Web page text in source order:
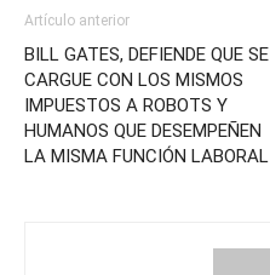
Artículo anterior
BILL GATES, DEFIENDE QUE SE
CARGUE CON LOS MISMOS
IMPUESTOS A ROBOTS Y
HUMANOS QUE DESEMPEÑEN
LA MISMA FUNCIÓN LABORAL